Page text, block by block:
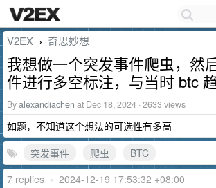
V2EX › 奇思妙想
我想做一个突发事件爬虫，然
件进行多空标注，与当时 btc
Byalexandiachen at Dec 18, 2024 · 2633 views
如题，不知道这个想法的可选性有多高
突发事件
爬虫
BTC
7 replies • 2024-12-19 17:53:32 +08:00